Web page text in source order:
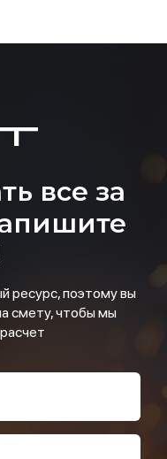
все за
ресурс, поэтому вы
смету, чтобы мы